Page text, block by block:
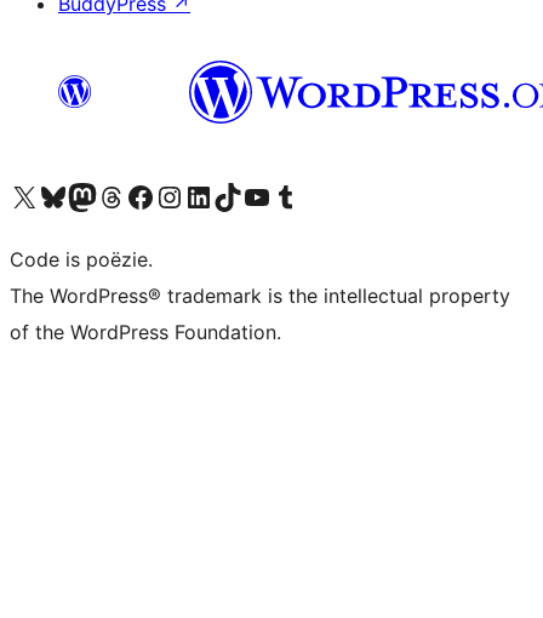
Bezoek ons X (voorheen Twitter) account
Bezoek ons Bluesky account
Bezoek ons Mastodon account
Bezoek ons Threads account
Onze Facebook pagina bezoeken
Bezoek ons Instagram account
Bezoek ons LinkedIn account
Bezoek ons TikTok account
Bezoek ons YouTube kanaalBezoek ons Tumblr account
Code is poëzie.
The WordPress® trademark is the intellectual property
of the WordPress Foundation.